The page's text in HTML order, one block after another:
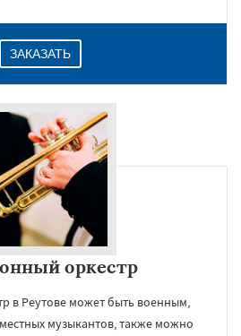
ЗАКАЗАТЬ
оркестр
в Реутове может быть военным,
музыкантов, также можно